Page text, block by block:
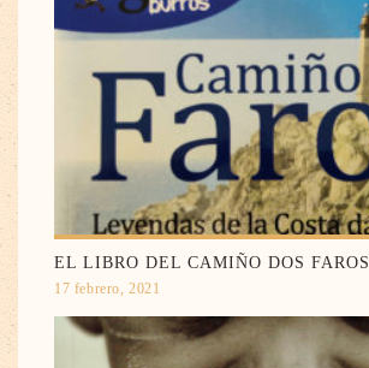
EL LIBRO DEL CAMIÑO DOS FAROS
17 febrero, 2021